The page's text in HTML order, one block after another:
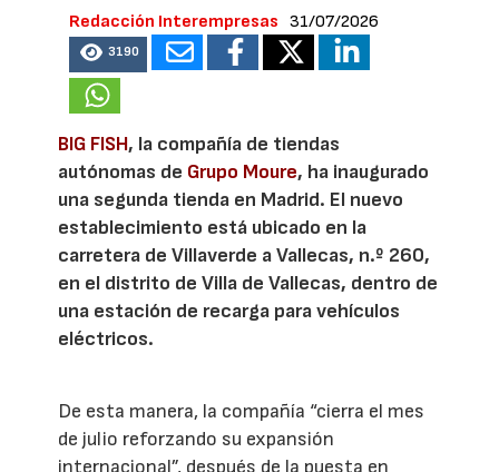
Redacción Interempresas 31/07/2026
3190
BIG FISH, la compañía de tiendas
autónomas de Grupo Moure, ha inaugurado
una segunda tienda en Madrid. El nuevo
establecimiento está ubicado en la
carretera de Villaverde a Vallecas, n.º 260,
en el distrito de Villa de Vallecas, dentro de
una estación de recarga para vehículos
eléctricos.
De esta manera, la compañía “cierra el mes
de julio reforzando su expansión
internacional”, después de la puesta en